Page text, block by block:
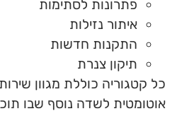
פתרונות לסתימות
איתור נזילות
התקנות חדשות
תיקון צנרת
כל קטגוריה כוללת מגוון
אוטומטית לשדה נוסף שבו